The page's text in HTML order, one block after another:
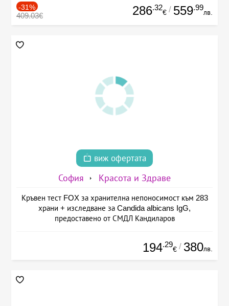
-31%
409.03€ 286.32
€ / 559.99
лв.
виж офертата
София Красота и Здраве
Кръвен тест FOX за хранителна непоносимост към 283
храни + изследване за Candida albicans IgG,
предоставено от СМДЛ Кандиларов
194.29
€ / 380лв.